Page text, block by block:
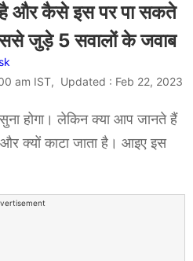
है और कैसे इस पर पा सकते
जुड़े 5 सवालों के जवाब
am IST, Updated : Feb 22, 2023
होगा। लेकिन क्या आप जानते हैं
क्यों काटा जाता है। आइए इस